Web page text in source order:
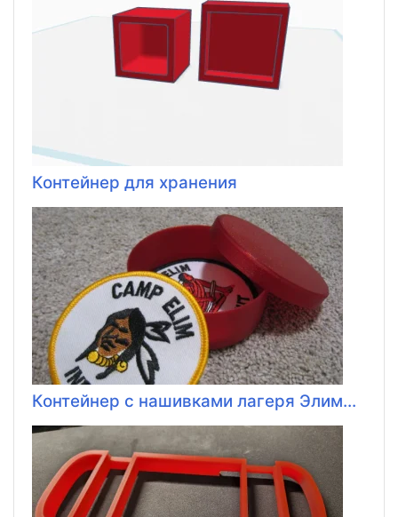
Контейнер для хранения
Контейнер с нашивками лагеря Элим...